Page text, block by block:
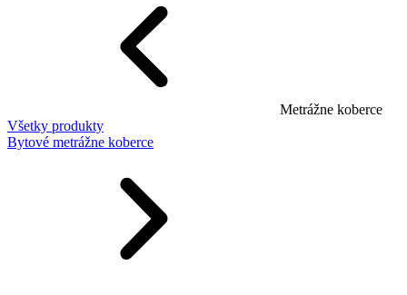
Metrážne koberce
Všetky produkty
Bytové metrážne koberce